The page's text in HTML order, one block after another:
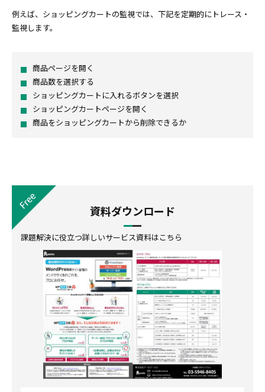
例えば、ショッピングカートの監視では、下記を定期的にトレース・
監視します。
商品ページを開く
商品数を選択する
ショッピングカートに入れるボタンを選択
ショッピングカートページを開く
商品をショッピングカートから削除できるか
資料ダウンロード
課題解決に役立つ詳しいサービス資料はこちら